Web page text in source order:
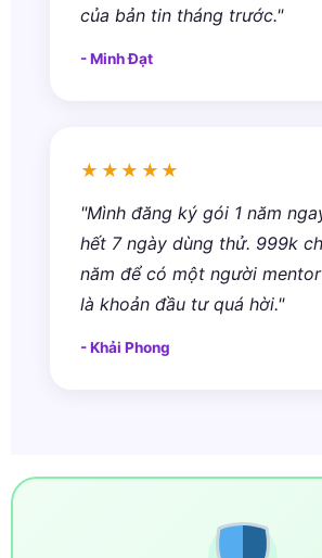
của bản tin tháng trước."
- Minh Đạt
★★★★★
"Mình đăng ký gói 1 năm
hết 7 ngày dùng thử. 999k
năm để có một người
là khoản đầu tư quá hời."
- Khải Phong